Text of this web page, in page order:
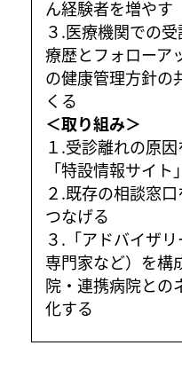
ん経験者を増やす
３.医療機関での
療歴とフォローア
の健康管理方針の
くる
＜取り組み＞
１.受診離れの原因
「特設情報サイ
２.既存の相談窓
つなげる
３.「アドバイザ
専門家など）を構
院・連携病院との
化する